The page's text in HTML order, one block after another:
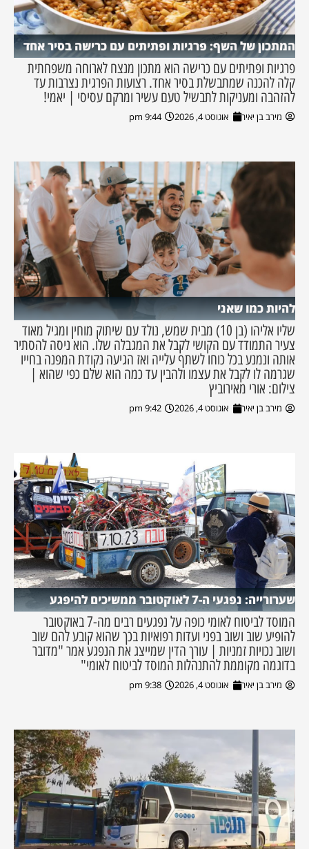
המתכון של השף: פרגיות ופתיתים עם כרישה בסיר אחד
פרגיות ופתיתים עם כרישה הוא מתכון מנצח לארוחה משפחתית
קלה להכנה שמתבשלת בסיר אחד. רצועות הפרגית נצרבות עד
להזהבה ומעניקות לתבשיל טעם עשיר ומרקם עסיסי | יאמי!
מירב בן יאיר אוגוסט 4, 2026 9:44 pm
להיות כמו שאני
שליו אליהו (בן 10) מבית שמש, נולד עם שיתוק מוחין ומגיל מאוד
צעיר התמודד עם הקושי לקבל את המגבלה שלו. הוא ניסה להסתיר
אותה ונמנע בכל כוחו לשתף עלייה ואז הגיעה נקודת המפנה בחייו
שגרמה לו לקבל את עצמו ולהבין עד כמה הוא שלם כפי שהוא |
צילום: אורי מאירוביץ
מירב בן יאיר אוגוסט 4, 2026 9:42 pm
שערורייה: נפגעי ה-7 לאוקטובר ממשיכים להיפגע
המוסד לביטוח לאומי כופה על נפגעים רבים מה-7 באוקטובר
להופיע שוב ושוב בפני ועדות רפואיות בכך שהוא קובע להם שוב
ושוב נכויות זמניות | עורך הדין שמייצג את הנפגע אמר "מדובר
בדוגמה מקוממת להתנהלות המוסד לביטוח לאומי"
מירב בן יאיר אוגוסט 4, 2026 9:38 pm